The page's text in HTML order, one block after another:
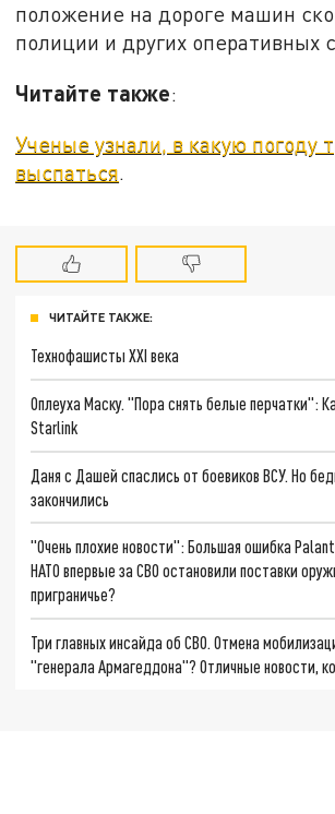
положение на дороге машин
полиции и других оперативных
Читайте также:
Ученые узнали, в какую погоду
выспаться
ЧИТАЙТЕ ТАКЖЕ:
Технофашисты XXI века
Оплеуха Маску. "Пора снять белые перчатки":
Starlink
Даня с Дашей спаслись от боевиков ВСУ. Но
закончились
"Очень плохие новости": Большая ошибка
НАТО впервые за СВО остановили поставки
приграничье?
Три главных инсайда об СВО. Отмена
"генерала Армагеддона"? Отличные новости,